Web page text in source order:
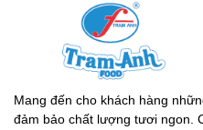
Mang đến cho khách hàng
đảm bảo chất lượng tươi ngon.